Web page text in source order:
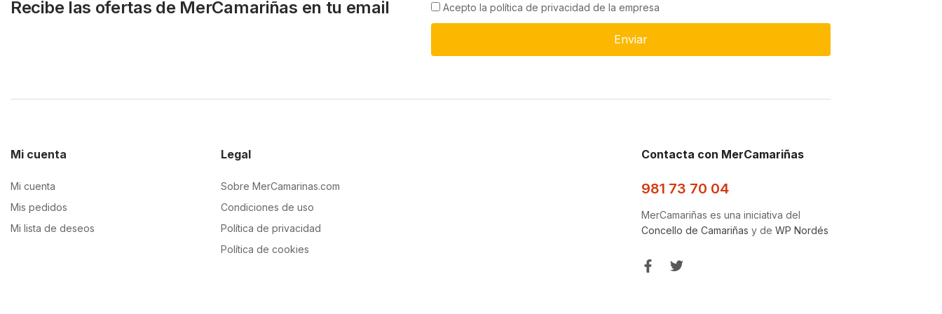
Recibe las ofertas de MerCamariñas en tu email Acepto la política de privacidad de la empresa
Enviar
Mi cuenta
Mi cuenta
Mis pedidos
Mi lista de deseos
Legal
Sobre MerCamarinas.com
Condiciones de uso
Política de privacidad
Política de cookies
Contacta con MerCamariñas
981 73 70 04
MerCamariñas es una iniciativa del
Concello de Camariñas y de WP Nordés